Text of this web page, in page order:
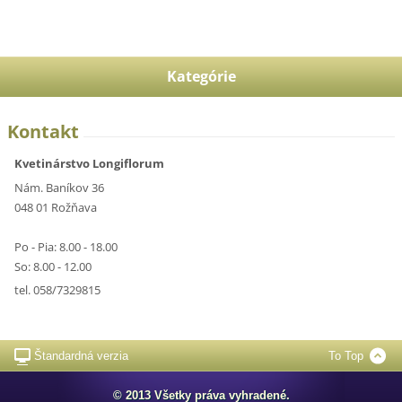
Kategórie
Kontakt
Kvetinárstvo Longiflorum
Nám. Baníkov 36
048 01 Rožňava
Po - Pia: 8.00 - 18.00
So: 8.00 - 12.00
tel. 058/7329815
Štandardná verzia To Top
© 2013 Všetky práva vyhradené.